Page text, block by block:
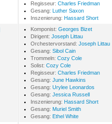
Regisseur: Charles Friedman
Gesang: Luther Saxon
Inszenierung: Hassard Short
Komponist: Georges Bizet
Dirigent: Joseph Littau
Orchestervorstand: Joseph Littau
Gesang: Sibol Cain
Trommeln: Cozy Cole
Solist: Cozy Cole
Regisseur: Charles Friedman
Gesang: June Hawkins
Gesang: Urylee Leonardos
Gesang: Jessica Russell
Inszenierung: Hassard Short
Gesang: Muriel Smith
Gesang: Ethel White